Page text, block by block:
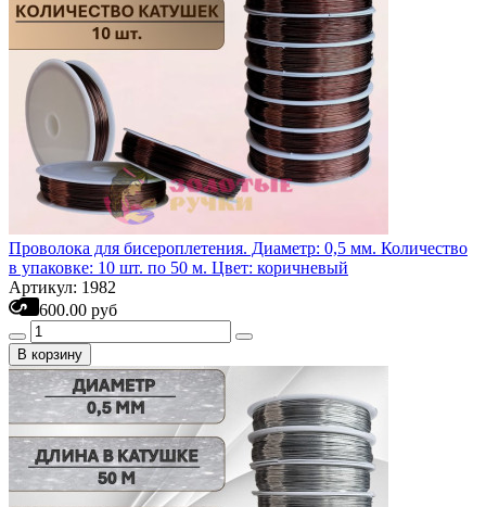
Проволока для бисероплетения. Диаметр: 0,5 мм. Количество
в упаковке: 10 шт. по 50 м. Цвет: коричневый
Артикул: 1982
600.00 руб
В корзину